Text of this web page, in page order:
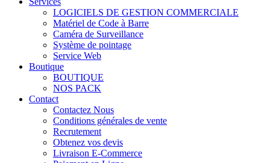
LOGICIELS DE GESTION COMMERCIALE
Matériel de Code à Barre
Caméra de Surveillance
Système de pointage
Service Web
Boutique
BOUTIQUE
NOS PACK
Contact
Contactez Nous
Conditions générales de vente
Recrutement
Obtenez vos devis
Livraison E-Commerce